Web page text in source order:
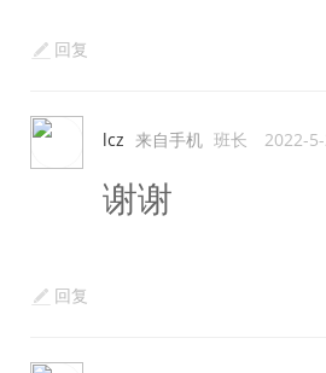
回复
lcz 来自手机 班长 2022-
谢谢
回复